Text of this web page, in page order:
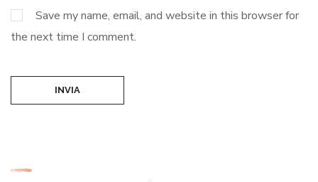
Save my name, email, and website in this browser for
the next time I comment.
INVIA